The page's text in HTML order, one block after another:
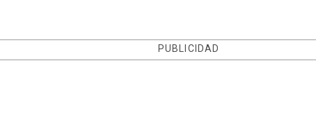
PUBLICIDAD